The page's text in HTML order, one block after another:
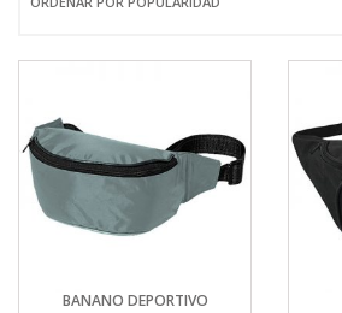
BANANO DEPORTIVO